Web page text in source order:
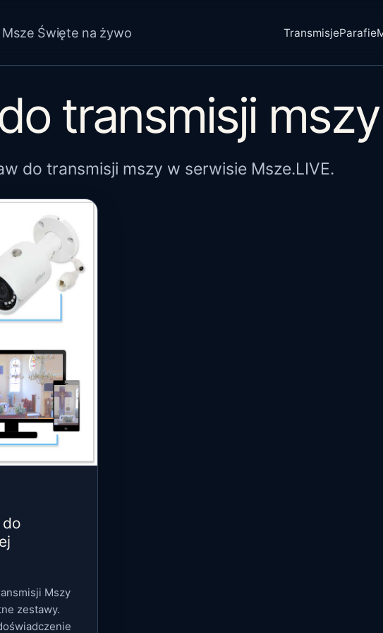
Msze Święte na żywo TransmisjeParafie
transmisji mszy
do transmisji mszy w serwisie Msze.LIVE.
Mszy
zestawy.